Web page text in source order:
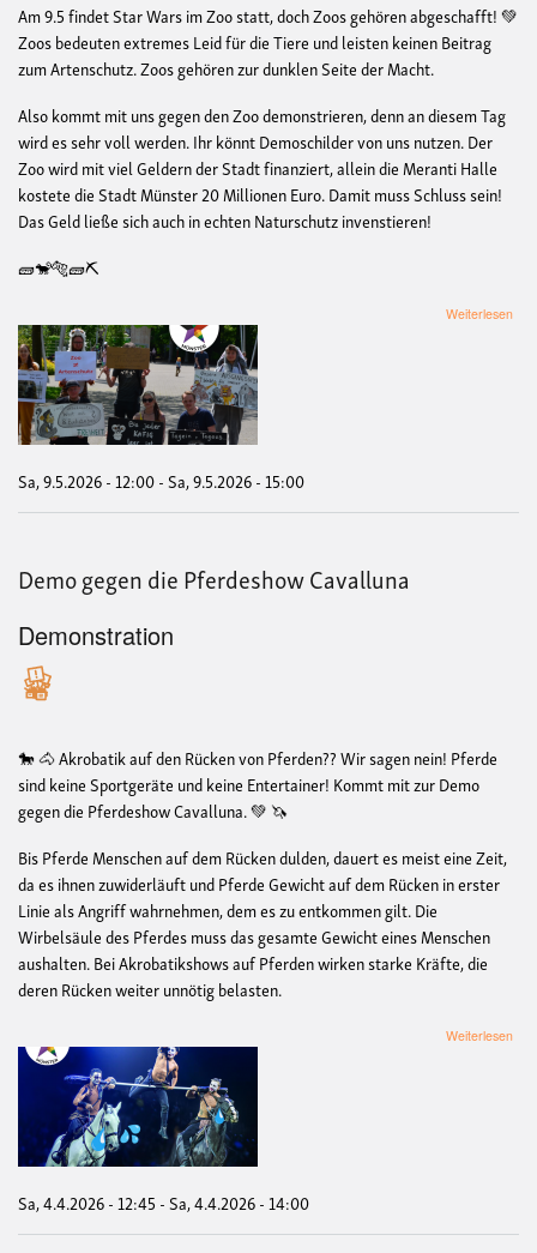
Am 9.5 findet Star Wars im Zoo statt, doch Zoos gehören abgeschafft! 💚
Zoos bedeuten extremes Leid für die Tiere und leisten keinen Beitrag
zum Artenschutz. Zoos gehören zur dunklen Seite der Macht.
Also kommt mit uns gegen den Zoo demonstrieren, denn an diesem Tag
wird es sehr voll werden. Ihr könnt Demoschilder von uns nutzen. Der
Zoo wird mit viel Geldern der Stadt finanziert, allein die Meranti Halle
kostete die Stadt Münster 20 Millionen Euro. Damit muss Schluss sein!
Das Geld ließe sich auch in echten Naturschutz invenstieren!
🧱🐒🐅🧱⛏️
Weiterlesen
Sa, 9.5.2026 - 12:00-Sa, 9.5.2026 - 15:00
Demo gegen die Pferdeshow Cavalluna
Demonstration
🐎 🐴 Akrobatik auf den Rücken von Pferden?? Wir sagen nein! Pferde
sind keine Sportgeräte und keine Entertainer! Kommt mit zur Demo
gegen die Pferdeshow Cavalluna. 💚 🦄
Bis Pferde Menschen auf dem Rücken dulden, dauert es meist eine Zeit,
da es ihnen zuwiderläuft und Pferde Gewicht auf dem Rücken in erster
Linie als Angriff wahrnehmen, dem es zu entkommen gilt. Die
Wirbelsäule des Pferdes muss das gesamte Gewicht eines Menschen
aushalten. Bei Akrobatikshows auf Pferden wirken starke Kräfte, die
deren Rücken weiter unnötig belasten.
Weiterlesen
Sa, 4.4.2026 - 12:45 -Sa, 4.4.2026 - 14:00